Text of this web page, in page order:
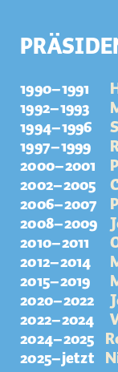
1990–1991
1992–1993
1994–1996
1997–1999
2000–2001
2002–2005
2006–2007
2008–2009
2010–2011
2012–2014
2015–2019
2020–2022
2022–2024
2024–2025
2025–jetzt